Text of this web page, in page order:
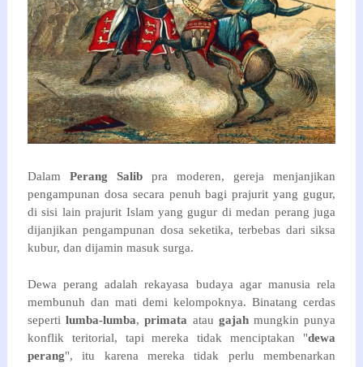
Dalam Perang Salib pra moderen, gereja menjanjikan
pengampunan dosa secara penuh bagi prajurit yang gugur,
di sisi lain prajurit Islam yang gugur di medan perang juga
dijanjikan pengampunan dosa seketika, terbebas dari siksa
kubur, dan dijamin masuk surga.
Dewa perang adalah rekayasa budaya agar manusia rela
membunuh dan mati demi kelompoknya. Binatang cerdas
seperti lumba-lumba, primata atau gajah mungkin punya
konflik teritorial, tapi mereka tidak menciptakan "dewa
perang", itu karena mereka tidak perlu membenarkan